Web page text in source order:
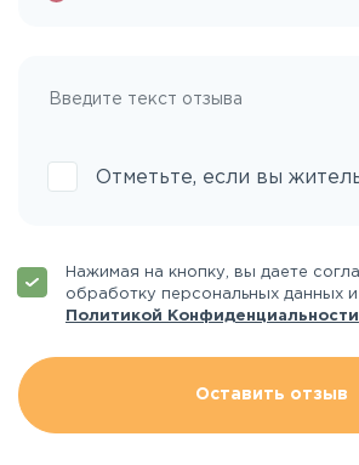
Отметьте, если вы
Нажимая на кнопку, вы даете
обработку персональных данных
Политикой Конфиденциальности
Оставить отзыв